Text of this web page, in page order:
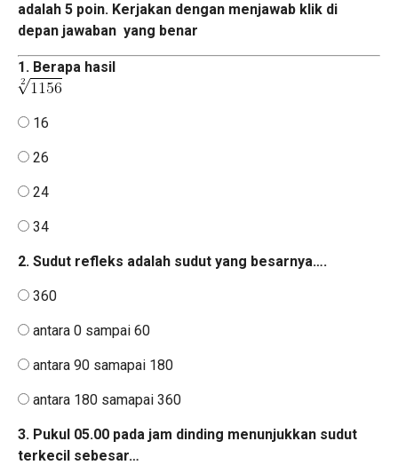
adalah 5 poin. Kerjakan dengan menjawab klik di
depan jawaban yang benar
1. Berapa hasil
16
26
24
34
2. Sudut refleks adalah sudut yang besarnya….
360
antara 0 sampai 60
antara 90 samapai 180
antara 180 samapai 360
3. Pukul 05.00 pada jam dinding menunjukkan sudut
terkecil sebesar…